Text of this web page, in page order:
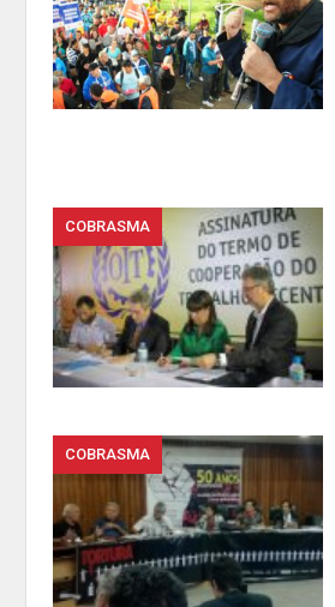
COBRASMA
COBRASMA